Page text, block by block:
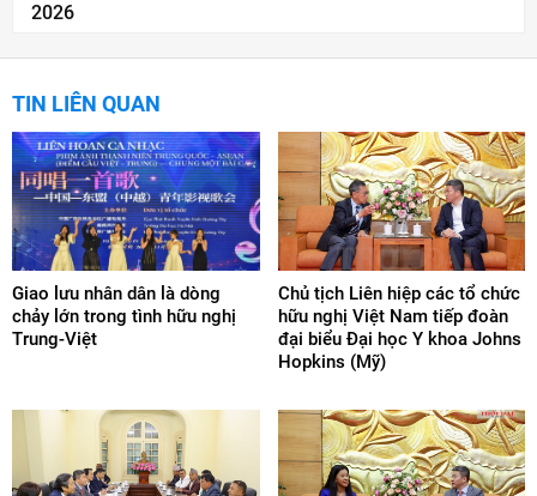
2026
TIN LIÊN QUAN
Giao lưu nhân dân là dòng
chảy lớn trong tình hữu nghị
Trung-Việt
Chủ tịch Liên hiệp các tổ chức
hữu nghị Việt Nam tiếp đoàn
đại biểu Đại học Y khoa Johns
Hopkins (Mỹ)